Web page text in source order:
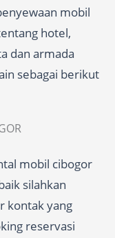
mobil
hotel,
dan armada
sebagai berikut
mobil cibogor
silahkan
kontak yang
reservasi